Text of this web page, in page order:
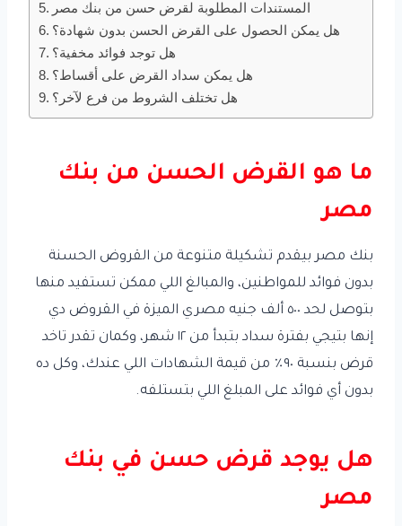
المستندات المطلوبة لقرض حسن من بنك مصر
هل يمكن الحصول على القرض الحسن بدون شهادة؟
هل توجد فوائد مخفية؟
هل يمكن سداد القرض على أقساط؟
هل تختلف الشروط من فرع لآخر؟
ما هو القرض الحسن من بنك
مصر
بنك مصر بيقدم تشكيلة متنوعة من القروض الحسنة
بدون فوائد للمواطنين، والمبالغ اللي ممكن تستفيد منها
بتوصل لحد ٥٠٠ ألف جنيه مصري الميزة في القروض دي
إنها بتيجي بفترة سداد بتبدأ من ١٢ شهر، وكمان تقدر تاخد
قرض بنسبة ٩٠٪ من قيمة الشهادات اللي عندك، وكل ده
بدون أي فوائد على المبلغ اللي بتستلفه.
هل يوجد قرض حسن في بنك
مصر